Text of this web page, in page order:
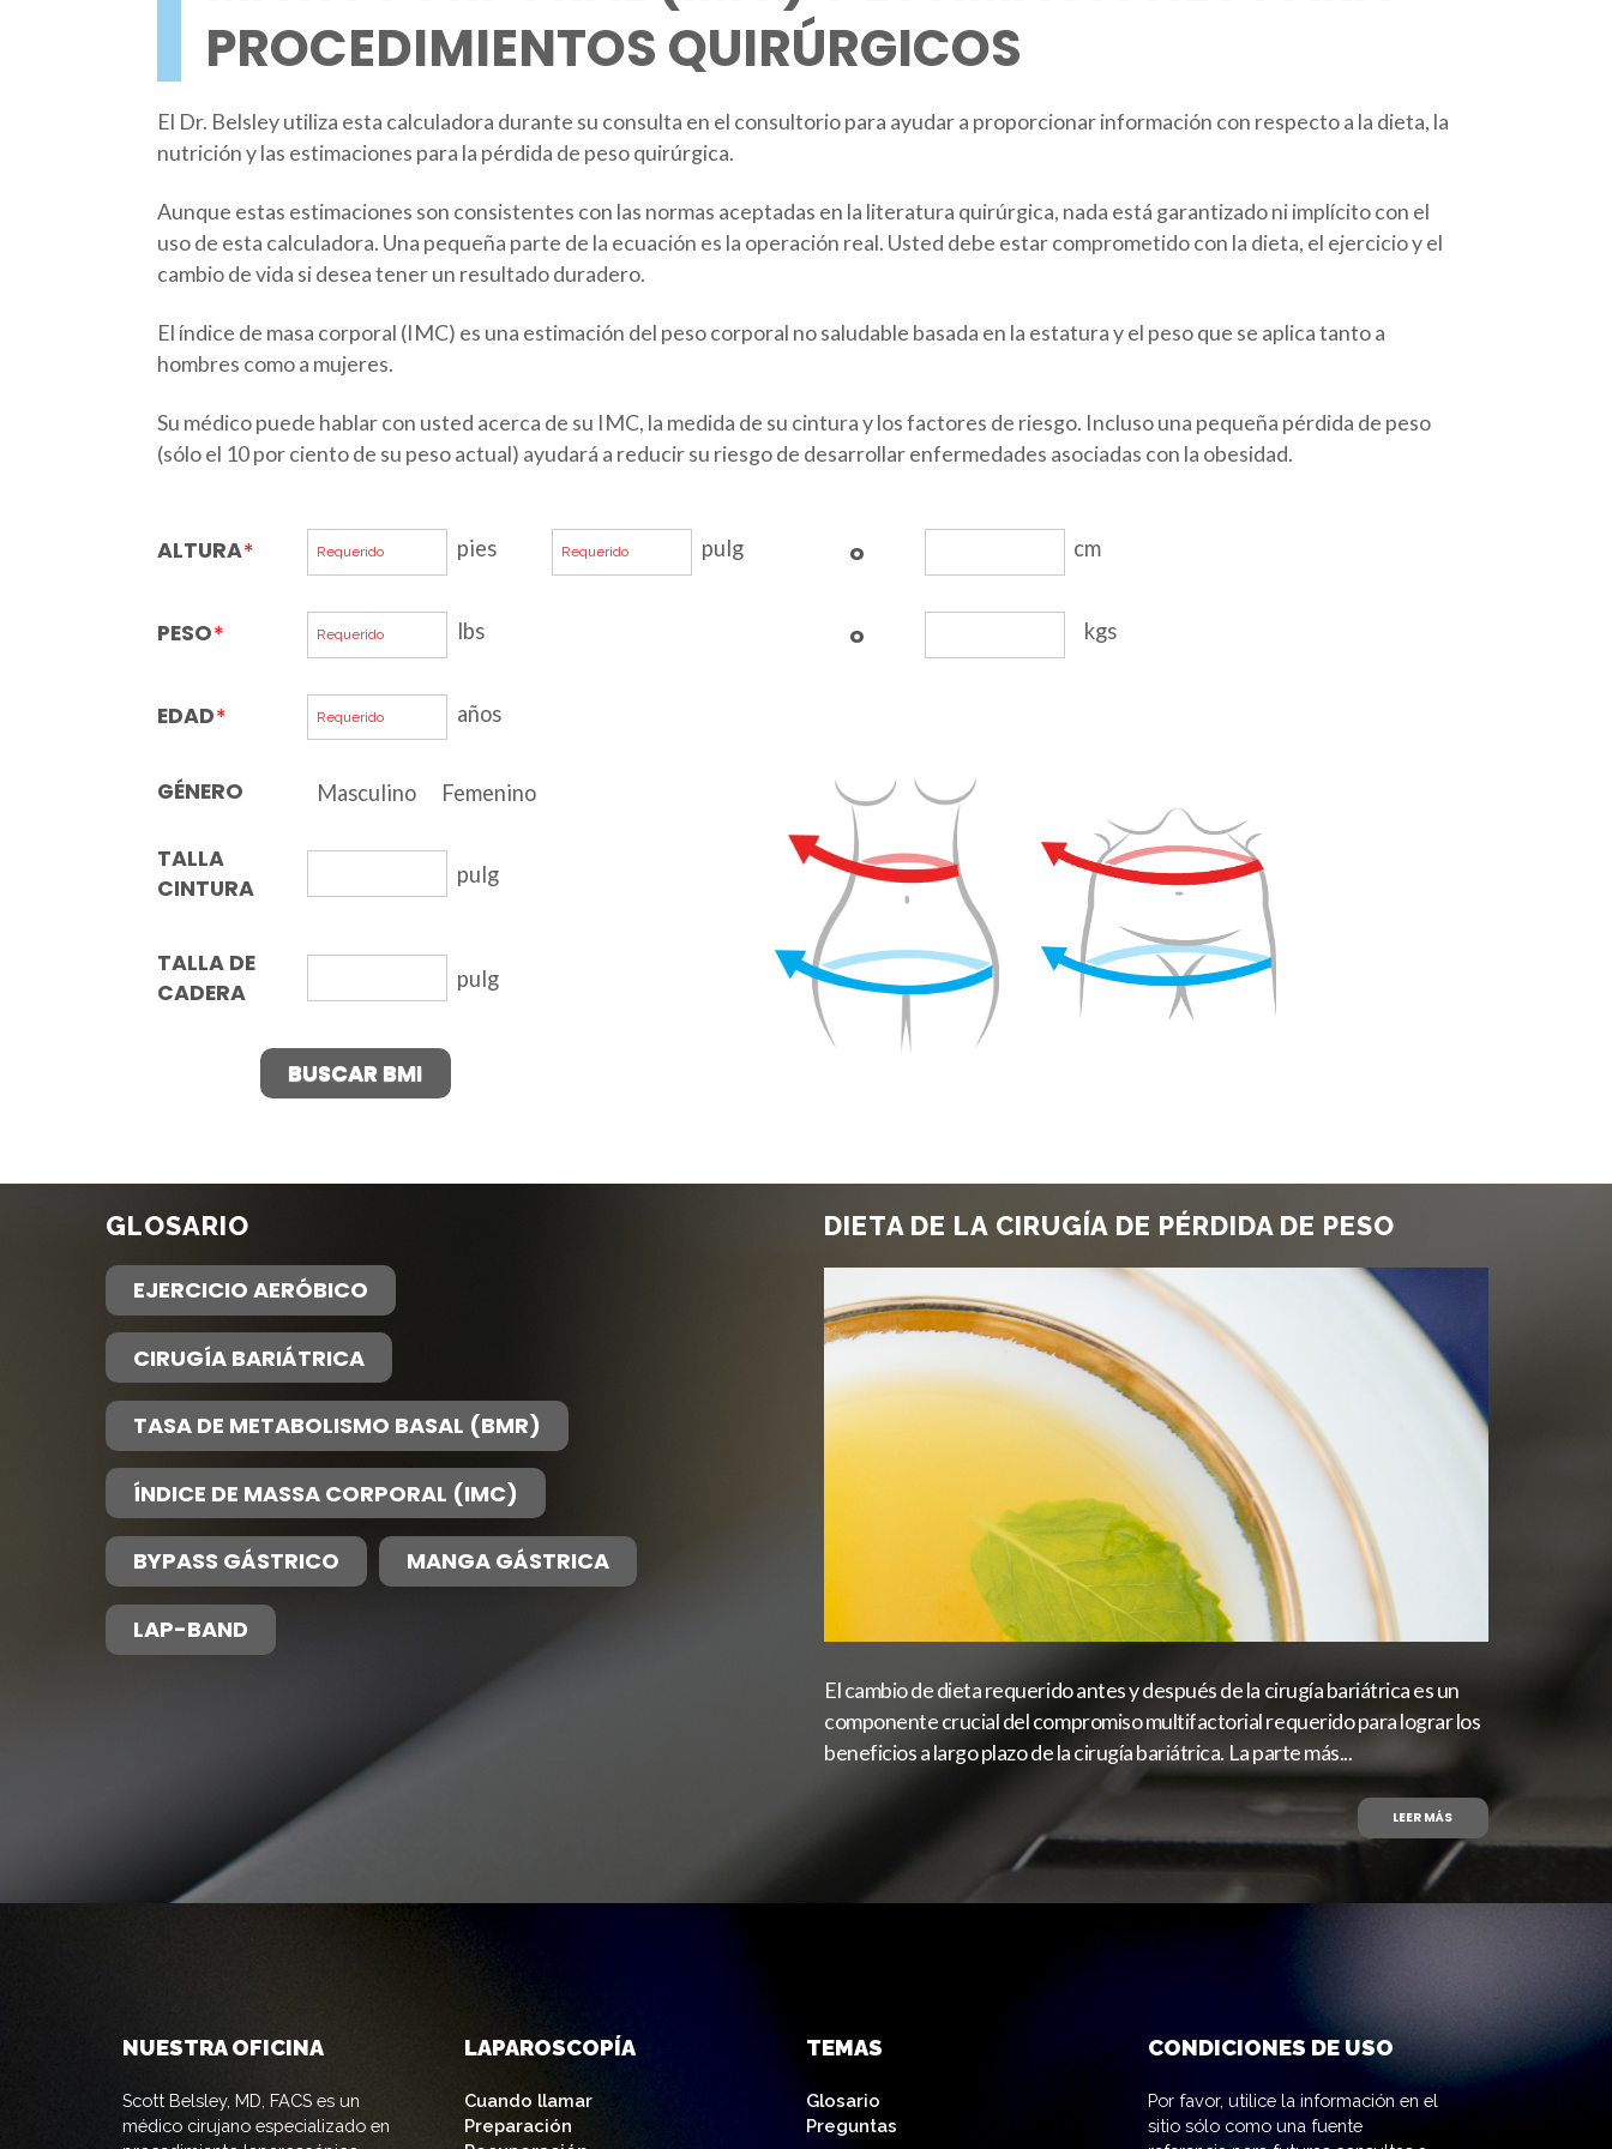
PROCEDIMIENTOS QUIRÚRGICOS
El Dr. Belsley utiliza esta calculadora durante su consulta en el consultorio para ayudar a proporcionar información con respecto a la dieta, la
nutrición y las estimaciones para la pérdida de peso quirúrgica.
Aunque estas estimaciones son consistentes con las normas aceptadas en la literatura quirúrgica, nada está garantizado ni implícito con el
uso de esta calculadora. Una pequeña parte de la ecuación es la operación real. Usted debe estar comprometido con la dieta, el ejercicio y el
cambio de vida si desea tener un resultado duradero.
El índice de masa corporal (IMC) es una estimación del peso corporal no saludable basada en la estatura y el peso que se aplica tanto a
hombres como a mujeres.
Su médico puede hablar con usted acerca de su IMC, la medida de su cintura y los factores de riesgo. Incluso una pequeña pérdida de peso
(sólo el 10 por ciento de su peso actual) ayudará a reducir su riesgo de desarrollar enfermedades asociadas con la obesidad.
ALTURA* pies pulg o cm
PESO* lbs o kgs
EDAD* años
GÉNERO Masculino Femenino
TALLA
CINTURA
pulg
TALLA DE
CADERA
pulg
GLOSARIO
EJERCICIO AERÓBICO
CIRUGÍA BARIÁTRICA
TASA DE METABOLISMO BASAL (BMR)
ÍNDICE DE MASSA CORPORAL (IMC)
BYPASS GÁSTRICO MANGA GÁSTRICA
LAP-BAND
DIETA DE LA CIRUGÍA DE PÉRDIDA DE PESO
LEER MÁS
El cambio de dieta requerido antes y después de la cirugía bariátrica es un
componente crucial del compromiso multifactorial requerido para lograr los
beneficios a largo plazo de la cirugía bariátrica. La parte más...
NUESTRA OFICINA
Scott Belsley, MD, FACS es un
médico cirujano especializado en
LAPAROSCOPÍA
Cuando llamar
Preparación
TEMAS
Glosario
Preguntas
CONDICIONES DE USO
Por favor, utilice la información en el
sitio sólo como una fuente